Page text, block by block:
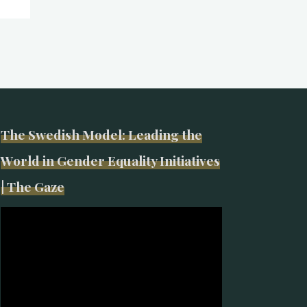
The Swedish Model: Leading the
World in Gender Equality Initiatives
| The Gaze